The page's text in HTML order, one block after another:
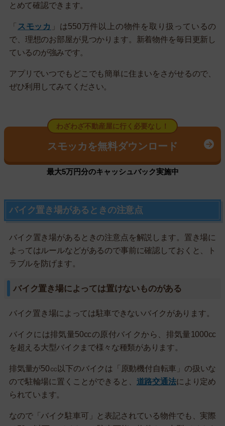
とめて確認できます。
「 スモッカ 」は550万件以上の物件を取り扱っているの
で、理想のお部屋が見つかります。新着物件を毎日更新し
ているのが強みです。
アプリでいつでもどこでも簡単に住まいをさがせるので、
ぜひ利用してみてください。
わざわざ不動産屋に行く必要なし！
スモッカを無料ダウンロード
最大5万円分のキャッシュバック実施中
バイク置き場があるときの注意点
バイク置き場があるときの注意点を解説します。置き場に
よってはルールなどがあるので事前に確認しておくと、ト
ラブルを防げます。
バイク置き場によっては置けないものがある
バイク置き場によっては駐車できないバイクがあります。
バイクには排気量50ccの原付バイクから、排気量1000cc
を超える大型バイクまで様々な種類があります。
排気量が50㏄以下のバイクは「原動機付自転車」の扱いな
ので駐輪場に置くことができると、 道路交通法により定め
られています。
なので「バイク駐車可」と表記されている物件でも、実際